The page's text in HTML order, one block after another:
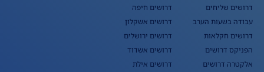
דרושים שליחים
עבודה בשעות הערב
דרושים חקלאות
הפניקס דרושים
אלקטרה דרושים
דרושים חיפה
דרושים אשקלון
דרושים ירושלים
דרושים אשדוד
דרושים אילת